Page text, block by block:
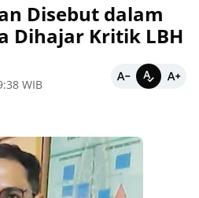
Disebut dalam
Dihajar Kritik LBH
WIB